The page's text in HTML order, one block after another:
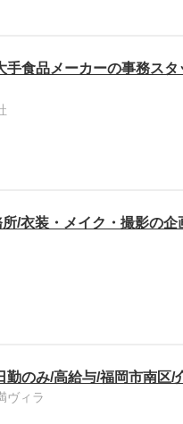
手食品メーカーの事務ス
/衣装・メイク・撮影の
勤のみ/高給与/福岡市南区/
ヴィラ